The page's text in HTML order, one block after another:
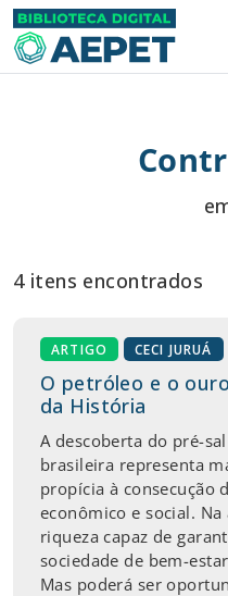
4 itens encontrados
ARTIGO CECI JURUÁ
O petróleo e o
da História
A descoberta do pré-
brasileira representa
propícia à consecução
econômico e social.
riqueza capaz de
sociedade de bem-
Mas poderá ser